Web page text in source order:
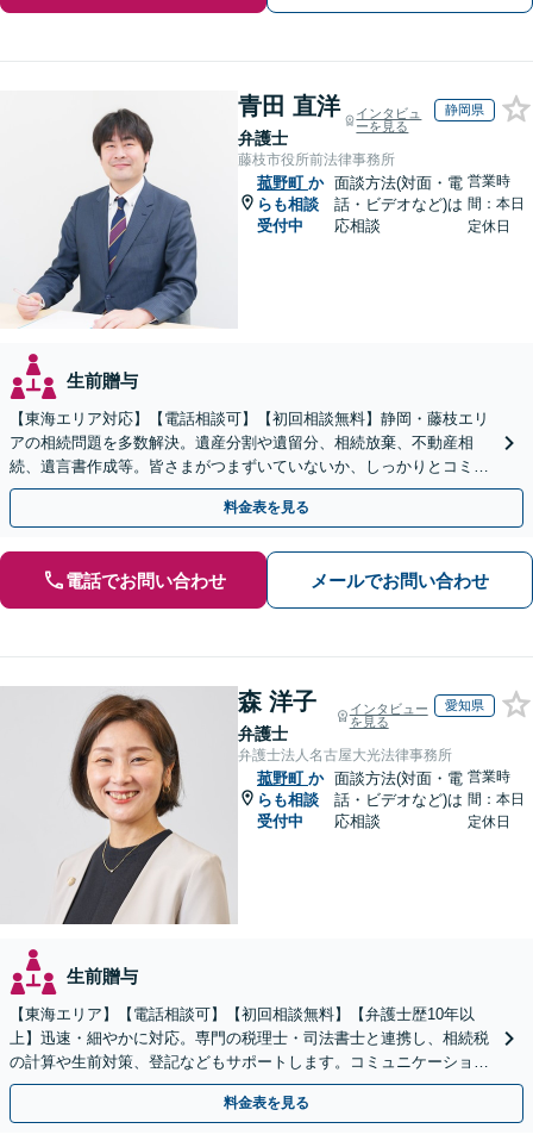
青田 直洋
弁護士
インタビュ
ーを見る
静岡県
藤枝市役所前法律事務所
菰野町 か
らも相談
受付中
面談方法(対面・電
話・ビデオなど)は
応相談
営業時
間：本日
定休日
生前贈与
【東海エリア対応】【電話相談可】【初回相談無料】静岡・藤枝エリ
アの相続問題を多数解決。遺産分割や遺留分、相続放棄、不動産相
続、遺言書作成等。皆さまがつまずいていないか、しっかりとコミュ
ニケーションを取りながらお話を進めます【休日夜間相談可】
料金表を見る
電話でお問い合わせ メールでお問い合わせ
森 洋子
弁護士
インタビュー
を見る
愛知県
弁護士法人名古屋大光法律事務所
菰野町 か
らも相談
受付中
面談方法(対面・電
話・ビデオなど)は
応相談
営業時
間：本日
定休日
生前贈与
【東海エリア】【電話相談可】【初回相談無料】【弁護士歴10年以
上】迅速・細やかに対応。専門の税理士・司法書士と連携し、相続税
の計算や生前対策、登記などもサポートします。コミュニケーション
を大事にし、より納得できる解決を目指します。
料金表を見る